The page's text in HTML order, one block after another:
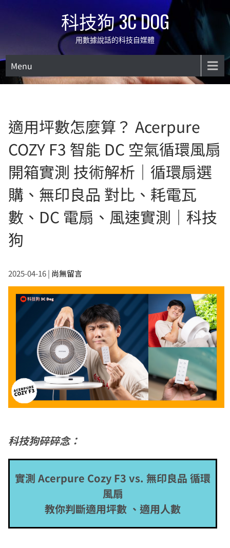
科技狗 3C DOG
用數據說話的科技自媒體
Menu
適用坪數怎麼算？ Acerpure
COZY F3 智能 DC 空氣循環風扇
開箱實測 技術解析｜循環扇選
購、無印良品 對比、耗電瓦
數、DC 電扇、風速實測｜科技
狗
2025-04-16| 尚無留言
科技狗碎碎念：
實測 Acerpure Cozy F3 vs. 無印良品 循環
風扇
教你判斷適用坪數 、適用人數